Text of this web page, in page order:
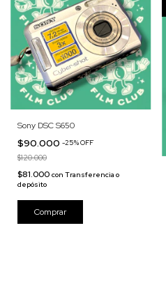
Sony DSC S650
$90.000 -25%OFF
$120.000
$81.000 con Transferencia o
depósito